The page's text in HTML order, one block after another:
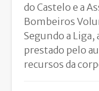
do Castelo e a
Bombeiros
Segundo a
prestado pelo
recursos da